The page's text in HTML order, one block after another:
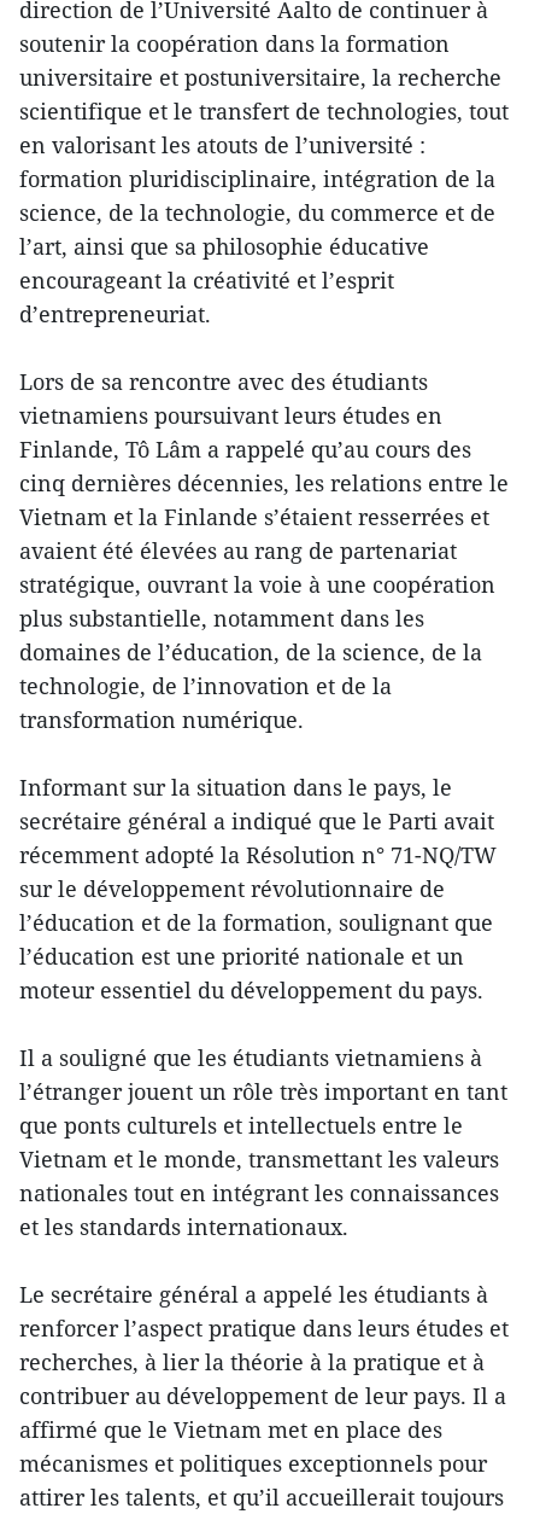
direction de l’Université Aalto de continuer à
soutenir la coopération dans la formation
universitaire et postuniversitaire, la recherche
scientifique et le transfert de technologies, tout
en valorisant les atouts de l’université :
formation pluridisciplinaire, intégration de la
science, de la technologie, du commerce et de
l’art, ainsi que sa philosophie éducative
encourageant la créativité et l’esprit
d’entrepreneuriat.
Lors de sa rencontre avec des étudiants
vietnamiens poursuivant leurs études en
Finlande, Tô Lâm a rappelé qu’au cours des
cinq dernières décennies, les relations entre le
Vietnam et la Finlande s’étaient resserrées et
avaient été élevées au rang de partenariat
stratégique, ouvrant la voie à une coopération
plus substantielle, notamment dans les
domaines de l’éducation, de la science, de la
technologie, de l’innovation et de la
transformation numérique.
Informant sur la situation dans le pays, le
secrétaire général a indiqué que le Parti avait
récemment adopté la Résolution n° 71-NQ/TW
sur le développement révolutionnaire de
l’éducation et de la formation, soulignant que
l’éducation est une priorité nationale et un
moteur essentiel du développement du pays.
Il a souligné que les étudiants vietnamiens à
l’étranger jouent un rôle très important en tant
que ponts culturels et intellectuels entre le
Vietnam et le monde, transmettant les valeurs
nationales tout en intégrant les connaissances
et les standards internationaux.
Le secrétaire général a appelé les étudiants à
renforcer l’aspect pratique dans leurs études et
recherches, à lier la théorie à la pratique et à
contribuer au développement de leur pays. Il a
affirmé que le Vietnam met en place des
mécanismes et politiques exceptionnels pour
attirer les talents, et qu’il accueillerait toujours